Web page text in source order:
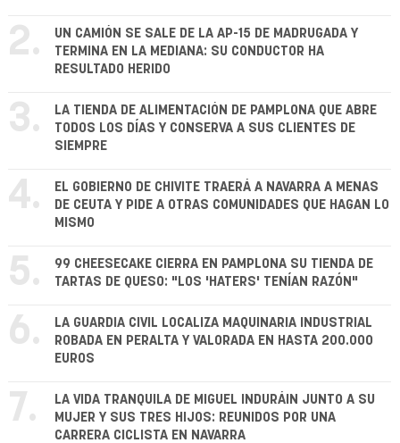
2.
UN CAMIÓN SE SALE DE LA AP-15 DE MADRUGADA Y
TERMINA EN LA MEDIANA: SU CONDUCTOR HA
RESULTADO HERIDO
3.
LA TIENDA DE ALIMENTACIÓN DE PAMPLONA QUE ABRE
TODOS LOS DÍAS Y CONSERVA A SUS CLIENTES DE
SIEMPRE
4.
EL GOBIERNO DE CHIVITE TRAERÁ A NAVARRA A MENAS
DE CEUTA Y PIDE A OTRAS COMUNIDADES QUE HAGAN LO
MISMO
5.
99 CHEESECAKE CIERRA EN PAMPLONA SU TIENDA DE
TARTAS DE QUESO: "LOS 'HATERS' TENÍAN RAZÓN"
6.
LA GUARDIA CIVIL LOCALIZA MAQUINARIA INDUSTRIAL
ROBADA EN PERALTA Y VALORADA EN HASTA 200.000
EUROS
7.
LA VIDA TRANQUILA DE MIGUEL INDURÁIN JUNTO A SU
MUJER Y SUS TRES HIJOS: REUNIDOS POR UNA
CARRERA CICLISTA EN NAVARRA